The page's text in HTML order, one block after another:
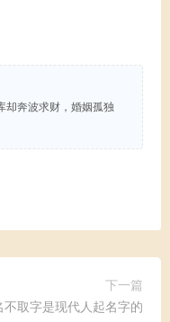
却奔波求财，婚姻孤独
下一篇
不取字是现代人起名字的